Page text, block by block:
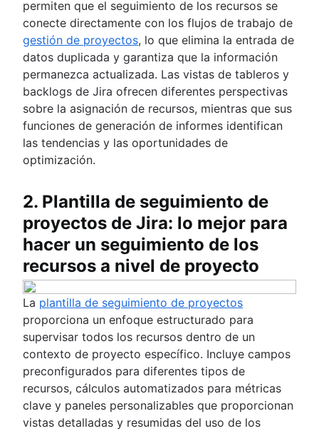
permiten que el seguimiento de los recursos se
conecte directamente con los flujos de trabajo de
gestión de proyectos, lo que elimina la entrada de
datos duplicada y garantiza que la información
permanezca actualizada. Las vistas de tableros y
backlogs de Jira ofrecen diferentes perspectivas
sobre la asignación de recursos, mientras que sus
funciones de generación de informes identifican
las tendencias y las oportunidades de
optimización.
2. Plantilla de seguimiento de
proyectos de Jira: lo mejor para
hacer un seguimiento de los
recursos a nivel de proyecto
La plantilla de seguimiento de proyectos
proporciona un enfoque estructurado para
supervisar todos los recursos dentro de un
contexto de proyecto específico. Incluye campos
preconfigurados para diferentes tipos de
recursos, cálculos automatizados para métricas
clave y paneles personalizables que proporcionan
vistas detalladas y resumidas del uso de los